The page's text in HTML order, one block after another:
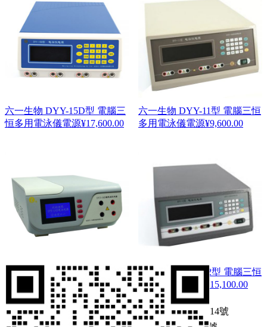
六一生物 DYY-15D型 電腦三
恒多用電泳儀電源¥17,600.00
六一生物 DYY-11型 電腦三恒
多用電泳儀電源¥9,600.00
六一生物 DYY-16D型 電泳儀
22,800.00
六一生物 DYY-12型 電腦三恒
多用電泳儀電源
15,100.00
Copyright ? 2025 版權所有浙ICP備09083614號